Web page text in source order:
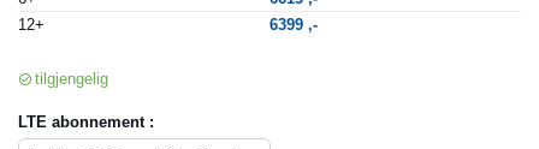
12+
6399 ,-
tilgjengelig
LTE abonnement :